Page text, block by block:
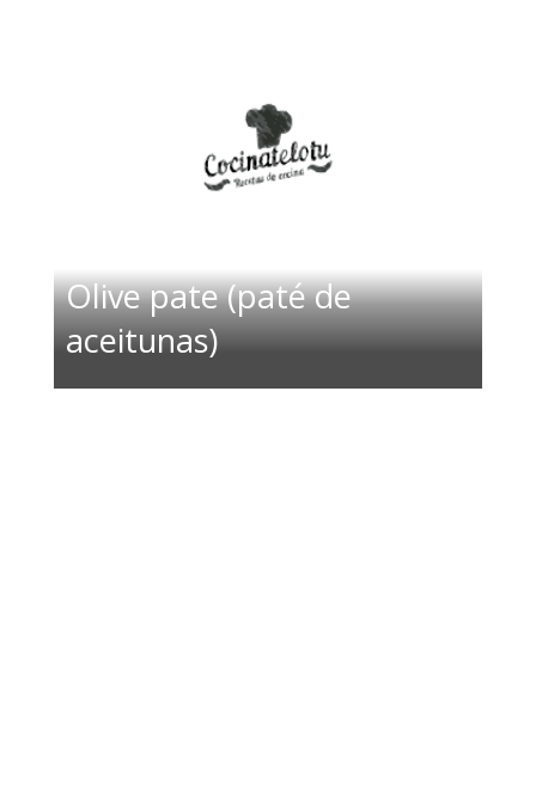
Olive pate (paté de
aceitunas)